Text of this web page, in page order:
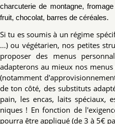
charcuterie de montagne,
fruit, chocolat, barres de céréales.
Si tu es soumis à un régime
...) ou végétarien, nos petites
proposer des menus
adapterons au mieux nos
(notamment
de ton côté, des substituts
pain, les encas, laits spéciaux,
niques ! En fonction de
pourra être appliqué (de 3 à 5€